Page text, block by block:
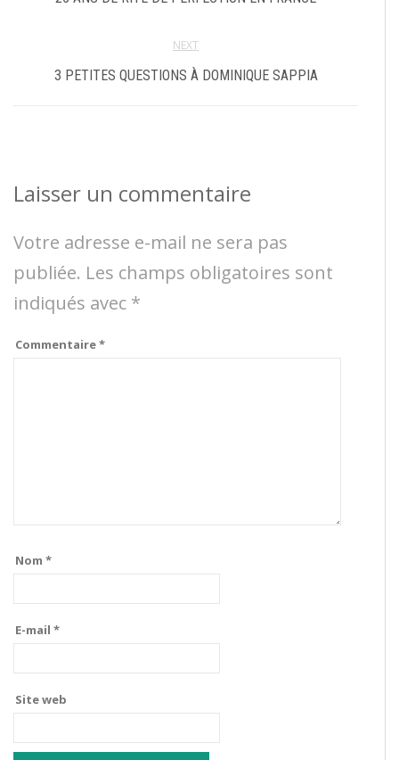
NEXT
3 PETITES QUESTIONS À DOMINIQUE SAPPIA
Laisser un commentaire
Votre adresse e-mail ne sera pas
publiée. Les champs obligatoires sont
indiqués avec *
Commentaire*
Nom *
E-mail *
Site web